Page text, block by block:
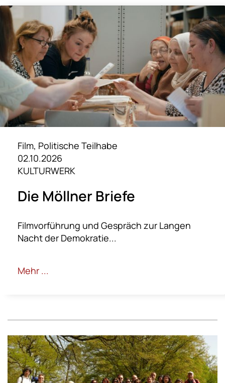
Film, Politische Teilhabe
02.10.2026
KULTURWERK
Die Möllner Briefe
Filmvorführung und Gespräch zur Langen
Nacht der Demokratie...
Mehr ...